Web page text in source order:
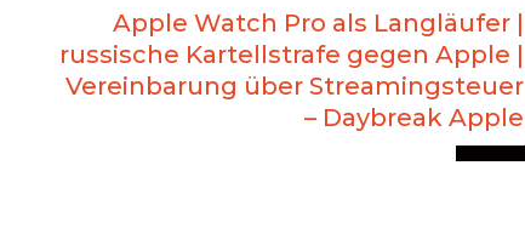
Apple Watch Pro als Langläufer |
russische Kartellstrafe gegen Apple |
Vereinbarung über Streamingsteuer
– Daybreak Apple